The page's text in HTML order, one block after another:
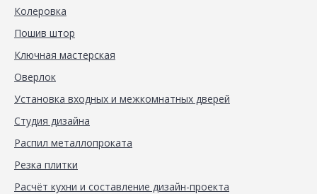
Колеровка
Пошив штор
Ключная мастерская
Оверлок
Установка входных и межкомнатных дверей
Студия дизайна
Распил металлопроката
Резка плитки
Расчёт кухни и составление дизайн-проекта